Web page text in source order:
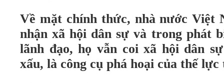
Về mặt chính thức, nhà nước Việt
nhận xã hội dân sự và trong phát
lãnh đạo, họ vẫn coi xã hội dân
xấu, là công cụ phá hoại của thế